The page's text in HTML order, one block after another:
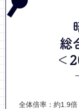
総
＜
全体倍率：約1.9倍